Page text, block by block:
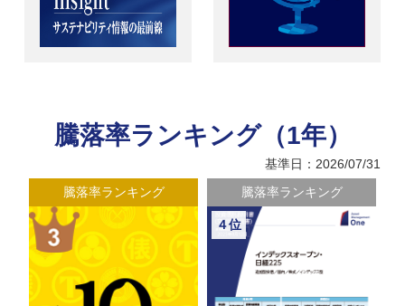
騰落率ランキング（1年）
基準日：2026/07/31
騰落率ランキング 騰落率ランキング
４位